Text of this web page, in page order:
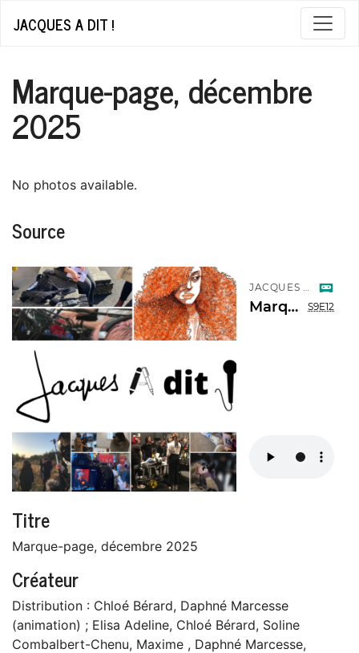
JACQUES A DIT !
Marque-page, décembre
2025
No photos available.
Source
Titre
Marque-page, décembre 2025
Créateur
Distribution : Chloé Bérard, Daphné Marcesse
(animation) ; Elisa Adeline, Chloé Bérard, Soline
Combalbert-Chenu, Maxime , Daphné Marcesse,